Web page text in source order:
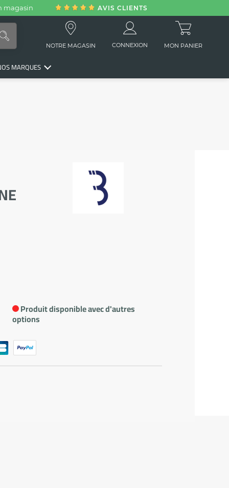
magasin AVIS CLIENTS
NOTRE MAGASIN CONNEXION MON PANIER
MARQUES
Produit disponible avec d'autres
options